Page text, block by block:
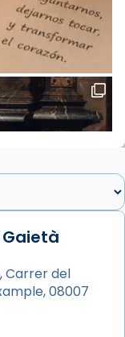
ha
de Les
lloc la
al
apostòlica
Carrer del
08007